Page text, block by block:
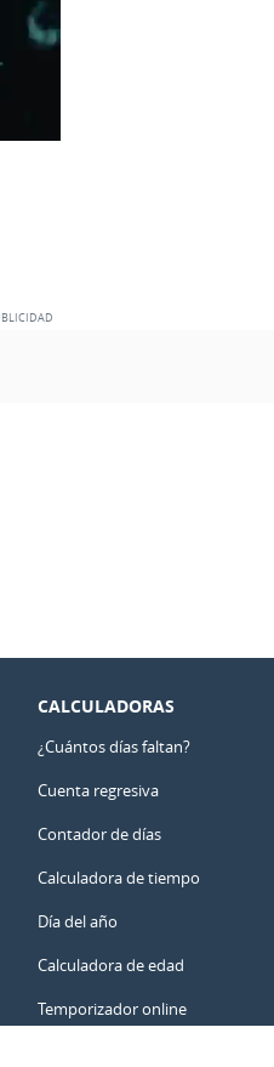
CALCULADORAS
¿Cuántos días faltan?
Cuenta regresiva
Contador de días
Calculadora de tiempo
Día del año
Calculadora de edad
Temporizador online